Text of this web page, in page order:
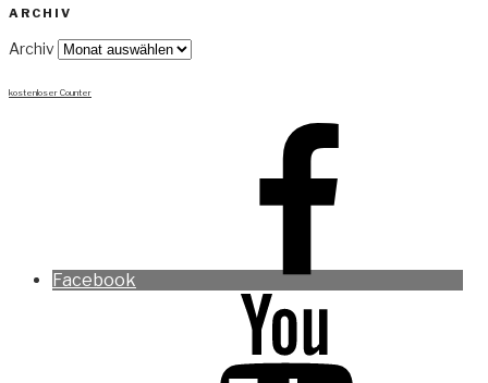
ARCHIV
Archiv
kostenloser Counter
Facebook